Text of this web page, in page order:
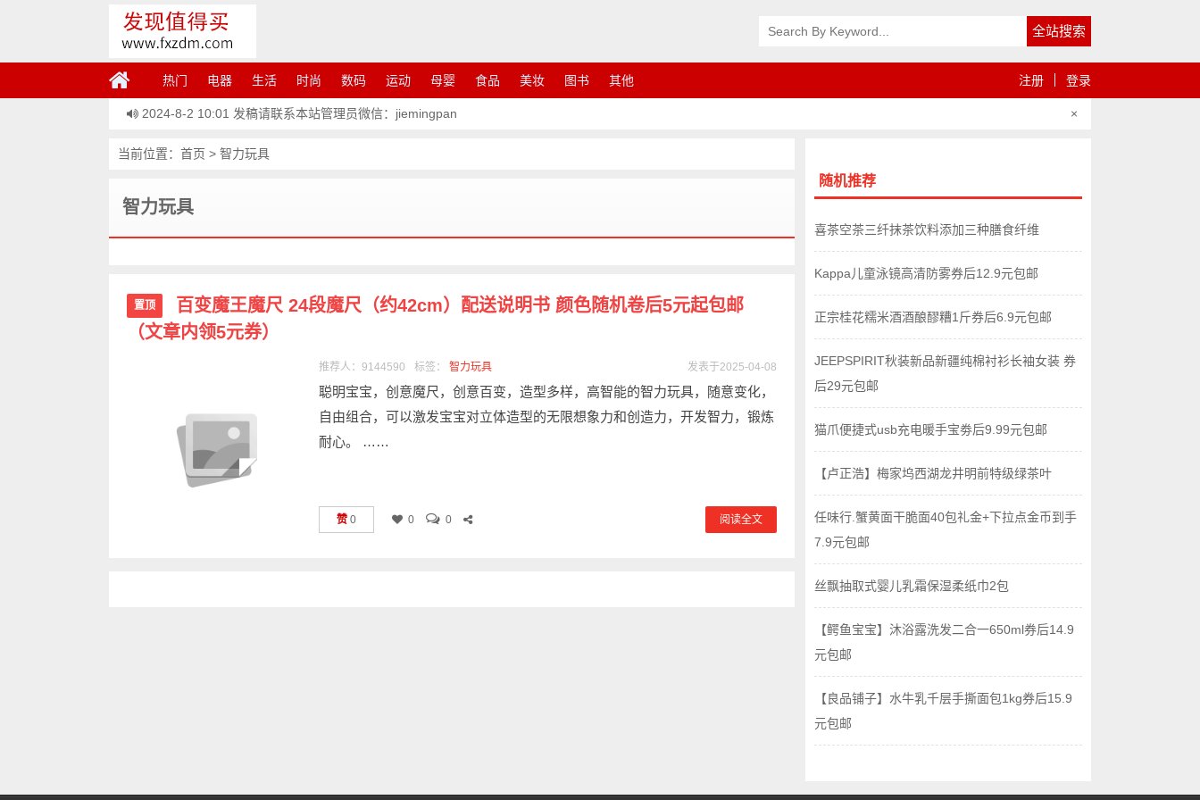
热门 电器 生活 时尚 数码 运动 母婴 食品 美妆 图书 其他 注册 登录
2024-8-2 10:01 发稿请联系本站管理员微信：jiemingpan ×
当前位置： 首页 > 智力玩具
智力玩具
置顶
百变魔王魔尺 24段魔尺（约42cm）配送说明书 颜色随机卷后5元起包邮
（文章内领5元券）
推荐人：9144590 标签： 智力玩具 发表于2025-04-08
聪明宝宝，创意魔尺，创意百变，造型多样，高智能的智力玩具，随意变化，
自由组合，可以激发宝宝对立体造型的无限想象力和创造力，开发智力，锻炼
耐心。 ……
阅读全文
赞 0 0 0
随机推荐
喜茶空茶三纤抹茶饮料添加三种膳食纤维
Kappa儿童泳镜高清防雾券后12.9元包邮
正宗桂花糯米酒酒酿醪糟1斤券后6.9元包邮
JEEPSPIRIT秋装新品新疆纯棉衬衫长袖女装 券
后29元包邮 ​
猫爪便捷式usb充电暖手宝劵后9.99元包邮
【卢正浩】梅家坞西湖龙井明前特级绿茶叶
任味行.蟹黄面干脆面40包礼金+下拉点金币到手
7.9元包邮
丝飘抽取式婴儿乳霜保湿柔纸巾2包
【鳄鱼宝宝】沐浴露洗发二合一650ml券后14.9
元包邮
【良品铺子】水牛乳千层手撕面包1kg券后15.9
元包邮